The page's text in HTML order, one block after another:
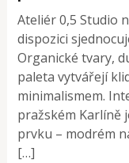
Ateliér 0,5 Studio
dispozici
Organické tvary,
paleta vytvářejí
minimalismem.
pražském Karlíně
prvku – modrém
[…]